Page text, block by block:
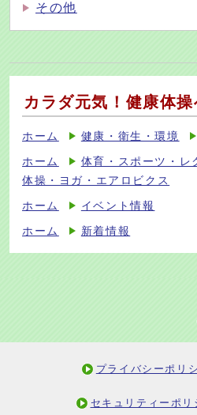
その他
カラダ元気！健康体
ホーム 健康・衛生・環境
ホーム
体育・スポーツ・レ
体操・ヨガ・エアロビクス
ホーム イベント情報
ホーム 新着情報
プライバシーポリ
セキュリティーポリ